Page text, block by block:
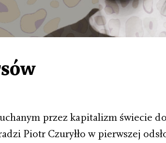
przez kapitalizm świecie
Piotr Czuryłło w pierwszej